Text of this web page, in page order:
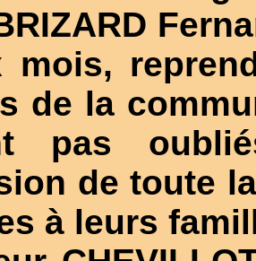
mois,
de la
pas
de toute
à leurs